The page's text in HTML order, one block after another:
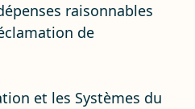
raisonnables
de
et les Systèmes du